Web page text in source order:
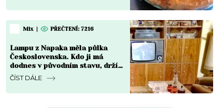
Mix | PŘEČTENÍ: 7216
Lampu z Napaka měla půlka
Československa. Kdo ji má
dodnes v původním stavu, drží
v ruce kus za 8 000 Kč i víc
ČÍST DÁLE